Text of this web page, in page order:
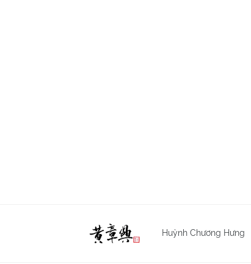
Huỳnh Chương Hưng